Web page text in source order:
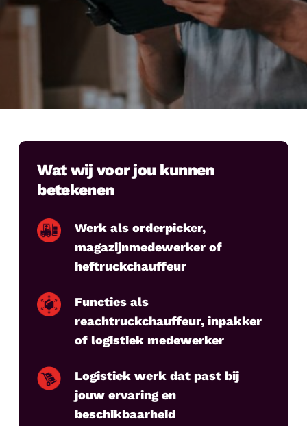
Wat wij voor jou kunnen
betekenen
Werk als orderpicker,
magazijnmedewerker of
heftruckchauffeur
Functies als
reachtruckchauffeur, inpakker
of logistiek medewerker
Logistiek werk dat past bij
jouw ervaring en
beschikbaarheid